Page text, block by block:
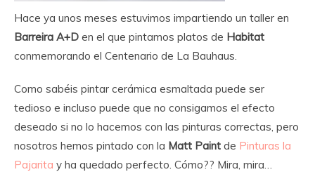
Hace ya unos meses estuvimos impartiendo un taller en
Barreira A+D en el que pintamos platos de Habitat
conmemorando el Centenario de La Bauhaus.
Como sabéis pintar cerámica esmaltada puede ser
tedioso e incluso puede que no consigamos el efecto
deseado si no lo hacemos con las pinturas correctas, pero
nosotros hemos pintado con la Matt Paint de Pinturas la
Pajarita y ha quedado perfecto. Cómo?? Mira, mira…